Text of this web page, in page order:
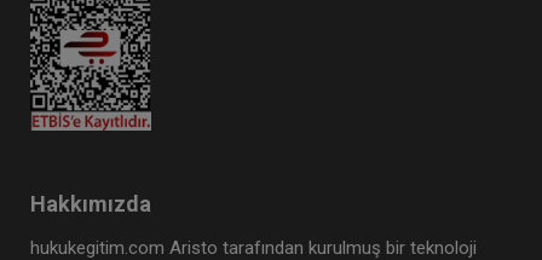
Ticaret Hukuku Kongresi - III. Oturum: FİKRİ
MÜLKİYET HUKUKU Video Kayıdı
360 TL
Tüketici Hukuku Enstitüsü
Hakkımızda
hukukegitim.com Aristo tarafından kurulmuş bir teknoloji